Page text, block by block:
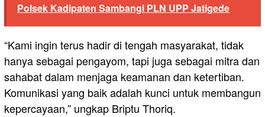
Polsek Kadipaten Sambangi PLN UPP Jatigede
“Kami ingin terus hadir di tengah masyarakat, tidak
hanya sebagai pengayom, tapi juga sebagai mitra dan
sahabat dalam menjaga keamanan dan ketertiban.
Komunikasi yang baik adalah kunci untuk membangun
kepercayaan,” ungkap Briptu Thoriq.